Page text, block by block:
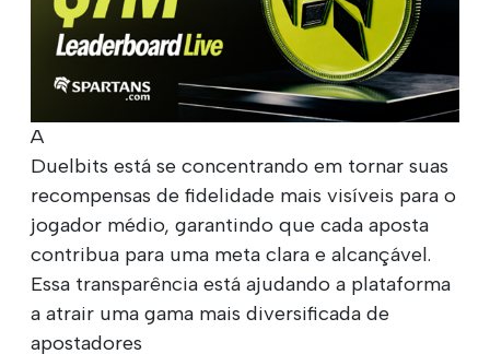
A
Duelbits está se concentrando em tornar suas
recompensas de fidelidade mais visíveis para o
jogador médio, garantindo que cada aposta
contribua para uma meta clara e alcançável.
Essa transparência está ajudando a plataforma
a atrair uma gama mais diversificada de
apostadores